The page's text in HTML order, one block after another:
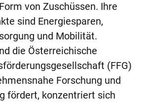
von Zuschüssen. Ihre
sind Energiesparen,
und Mobilität.
die Österreichische
(FFG)
Forschung und
fördert, konzentriert sich